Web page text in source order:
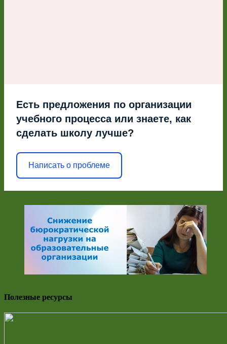
Есть предложения по организации
учебного процесса или знаете, как
сделать школу лучше?
Написать о проблеме
Полезные ресурсы